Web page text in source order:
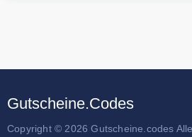
Gutscheine.Codes
Copyright © 2026 Gutscheine.codes